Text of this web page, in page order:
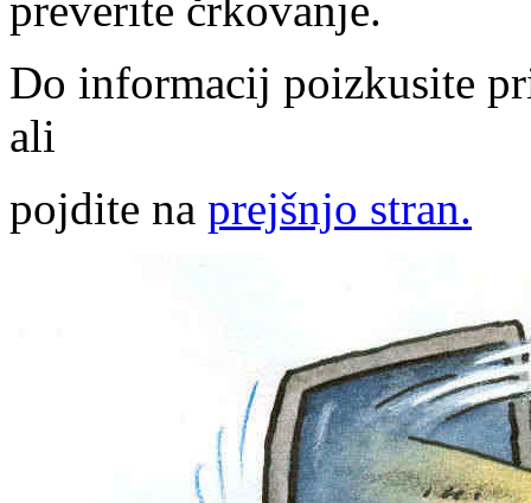
Do informacij poizkusite
ali
pojdite na prejšnjo stran.